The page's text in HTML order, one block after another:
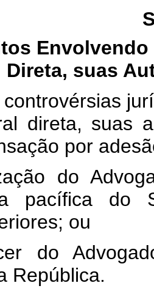
Direta, suas
direta, suas
por
do
pacífica do
ou
do
República.